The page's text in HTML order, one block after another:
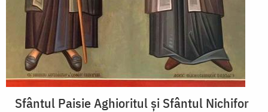
Sfântul Paisie Aghioritul și Sfântul Nichifor